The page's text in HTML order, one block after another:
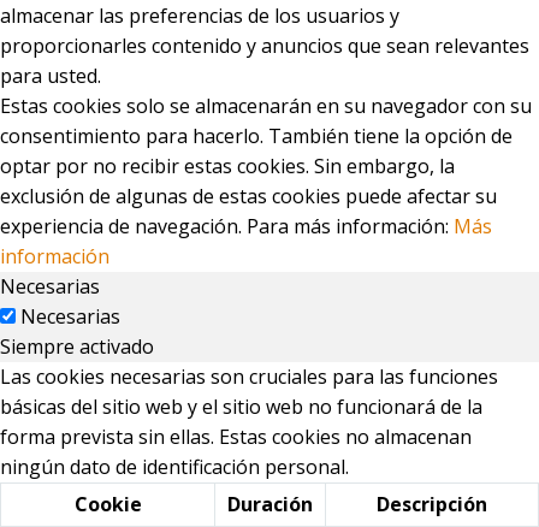
almacenar las preferencias de los usuarios y
proporcionarles contenido y anuncios que sean relevantes
para usted.
Estas cookies solo se almacenarán en su navegador con su
consentimiento para hacerlo. También tiene la opción de
optar por no recibir estas cookies. Sin embargo, la
exclusión de algunas de estas cookies puede afectar su
experiencia de navegación. Para más información: Más
información
Necesarias
Necesarias
Siempre activado
Las cookies necesarias son cruciales para las funciones
básicas del sitio web y el sitio web no funcionará de la
forma prevista sin ellas. Estas cookies no almacenan
ningún dato de identificación personal.
Cookie
Duración Descripción